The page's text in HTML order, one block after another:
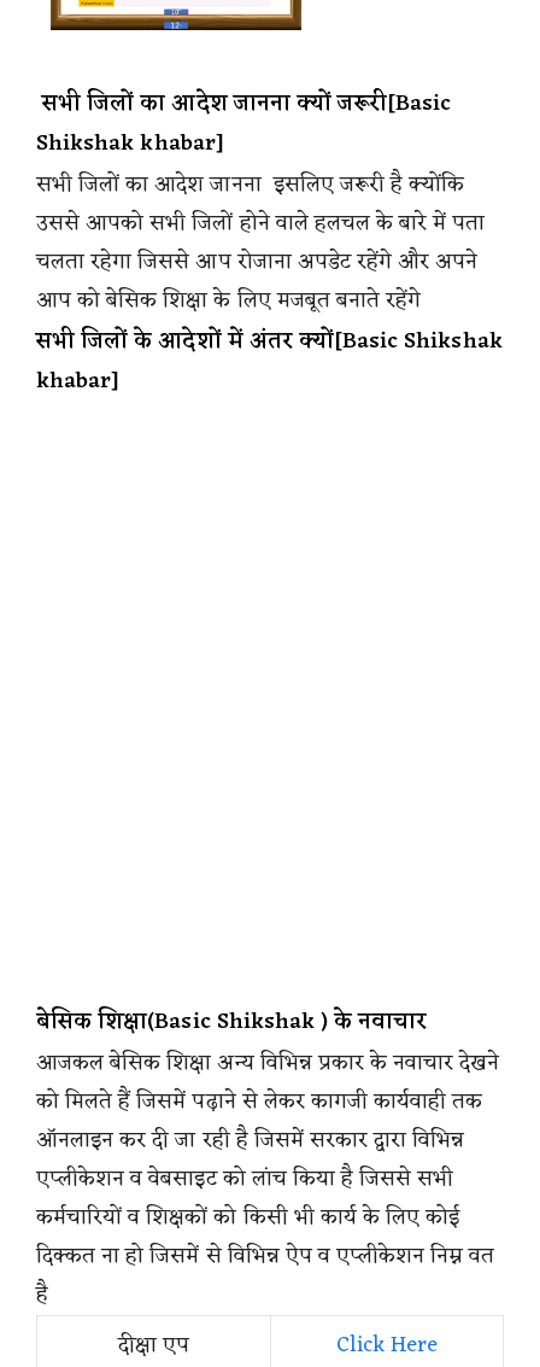
सभी जिलों का आदेश जानना क्यों जरूरी[Basic
Shikshak khabar]
सभी जिलों का आदेश जानना इसलिए जरूरी है क्योंकि
उससे आपको सभी जिलों होने वाले हलचल के बारे में पता
चलता रहेगा जिससे आप रोजाना अपडेट रहेंगे और अपने
आप को बेसिक शिक्षा के लिए मजबूत बनाते रहेंगे
सभी जिलों के आदेशों में अंतर क्यों[Basic Shikshak
khabar]
बेसिक शिक्षा(Basic Shikshak ) के नवाचार
आजकल बेसिक शिक्षा अन्य विभिन्न प्रकार के नवाचार देखने
को मिलते हैं जिसमें पढ़ाने से लेकर कागजी कार्यवाही तक
ऑनलाइन कर दी जा रही है जिसमें सरकार द्वारा विभिन्न
एप्लीकेशन व वेबसाइट को लांच किया है जिससे सभी
कर्मचारियों व शिक्षकों को किसी भी कार्य के लिए कोई
दिक्कत ना हो जिसमें से विभिन्न ऐप व एप्लीकेशन निम्न वत
है
दीक्षा एप
Click Here